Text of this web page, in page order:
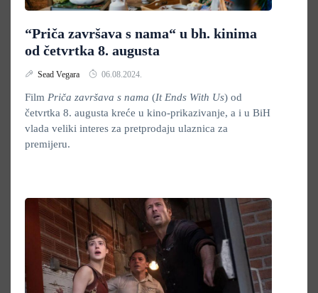
“Priča završava s nama“ u bh. kinima
od četvrtka 8. augusta
Sead Vegara 06.08.2024.
Film Priča završava s nama (It Ends With Us) od
četvrtka 8. augusta kreće u kino-prikazivanje, a i u BiH
vlada veliki interes za pretprodaju ulaznica za
premijeru.